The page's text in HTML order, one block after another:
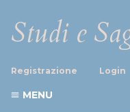
Studi e
Registrazione Login
MENU